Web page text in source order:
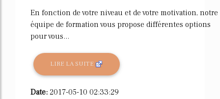
En fonction de votre niveau et de votre motivation, notre
équipe de formation vous propose différentes options
pour vous...
LIRE LA SUITE
Date: 2017-05-10 02:33:29